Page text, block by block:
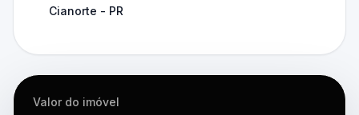
Cianorte - PR
Valor do imóvel